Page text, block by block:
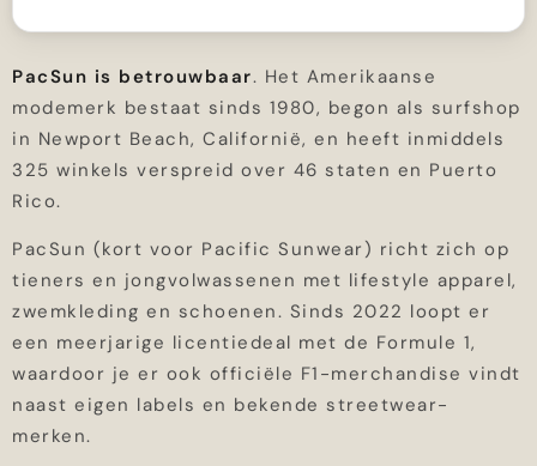
PacSun is betrouwbaar. Het Amerikaanse
modemerk bestaat sinds 1980, begon als surfshop
in Newport Beach, Californië, en heeft inmiddels
325 winkels verspreid over 46 staten en Puerto
Rico.
PacSun (kort voor Pacific Sunwear) richt zich op
tieners en jongvolwassenen met lifestyle apparel,
zwemkleding en schoenen. Sinds 2022 loopt er
een meerjarige licentiedeal met de Formule 1,
waardoor je er ook officiële F1-merchandise vindt
naast eigen labels en bekende streetwear-
merken.